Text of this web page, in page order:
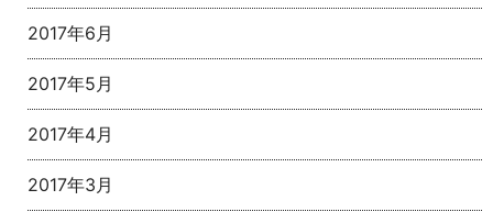
2017年6月
2017年5月
2017年4月
2017年3月